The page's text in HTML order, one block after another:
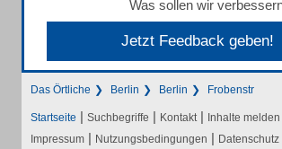
Was sollen wir
Jetzt Feedback geben!
Das Örtliche Berlin Berlin Frobenstr
Startseite | Suchbegriffe | Kontakt | Inhalte melden
Impressum | Nutzungsbedingungen | Datenschutz